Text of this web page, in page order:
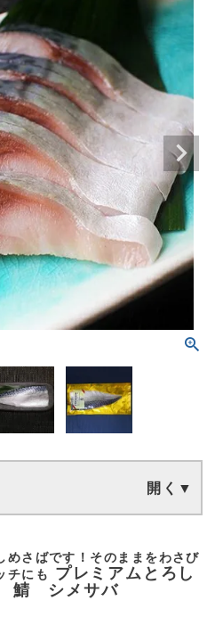
めさばです！そのままをわさび
チにも プレミアムとろし
鯖 シメサバ